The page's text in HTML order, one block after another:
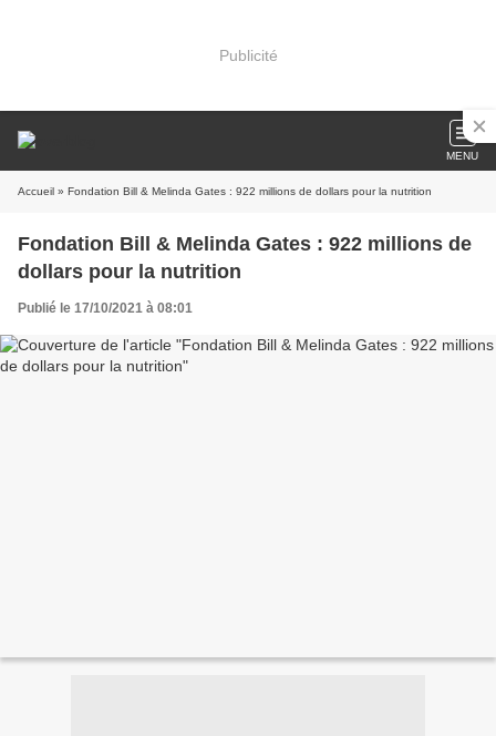
Publicité
MENU
Accueil » Fondation Bill & Melinda Gates : 922 millions de dollars pour la nutrition
Fondation Bill & Melinda Gates : 922 millions de
dollars pour la nutrition
Publié le 17/10/2021 à 08:01